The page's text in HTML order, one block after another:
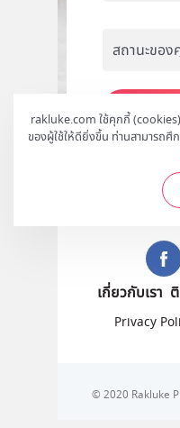
rakluke.com ใช้คุกกี้
ของผู้ใช้ให้ดียิ่งขึ้น ท่านสามารถศึก
ติ
เกี่ยวกับเรา
Privacy
© 2020 Rakluke